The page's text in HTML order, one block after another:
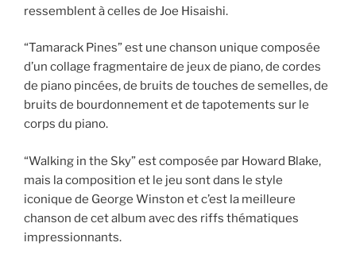
ressemblent à celles de Joe Hisaishi.
“Tamarack Pines” est une chanson unique composée
d’un collage fragmentaire de jeux de piano, de cordes
de piano pincées, de bruits de touches de semelles, de
bruits de bourdonnement et de tapotements sur le
corps du piano.
“Walking in the Sky” est composée par Howard Blake,
mais la composition et le jeu sont dans le style
iconique de George Winston et c’est la meilleure
chanson de cet album avec des riffs thématiques
impressionnants.